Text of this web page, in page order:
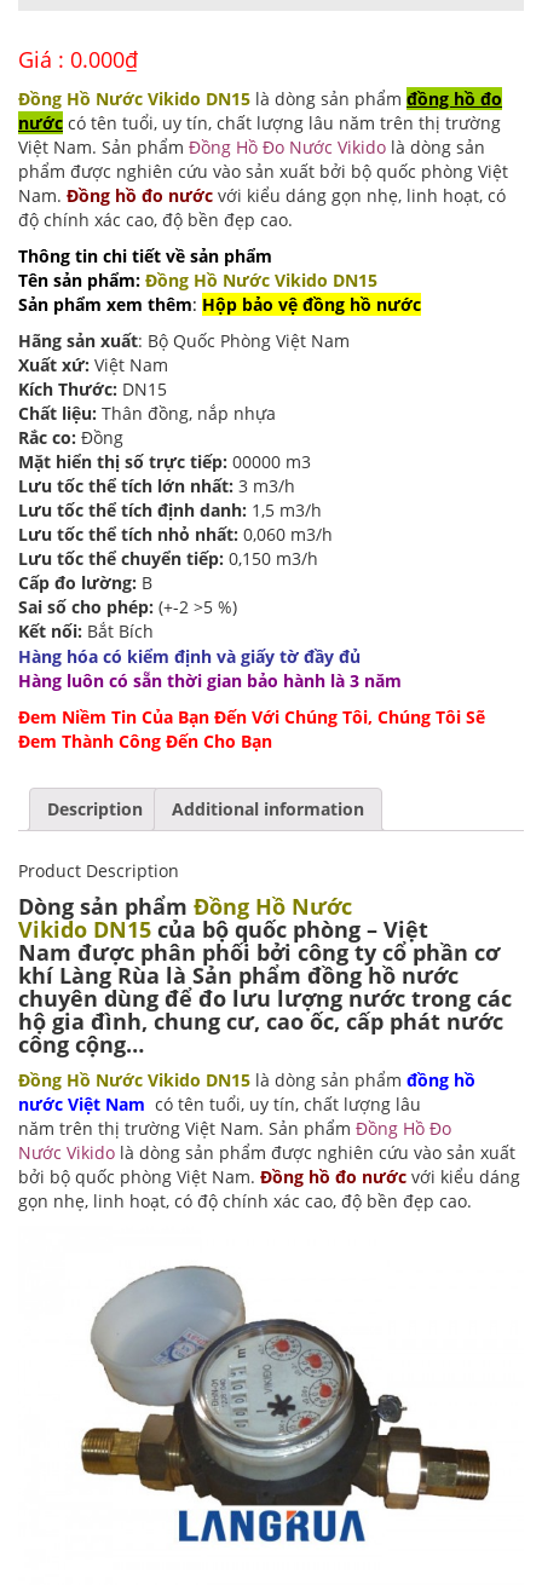
Giá : 0.000₫
Đồng Hồ Nước Vikido DN15 là dòng sản phẩm đồng hồ đo
nước có tên tuổi, uy tín, chất lượng lâu năm trên thị trường
Việt Nam. Sản phẩm Đồng Hồ Đo Nước Vikido là dòng sản
phẩm được nghiên cứu vào sản xuất bởi bộ quốc phòng Việt
Nam. Đồng hồ đo nước với kiểu dáng gọn nhẹ, linh hoạt, có
độ chính xác cao, độ bền đẹp cao.
Thông tin chi tiết về sản phẩm
Tên sản phẩm: Đồng Hồ Nước Vikido DN15
Sản phẩm xem thêm: Hộp bảo vệ đồng hồ nước
Hãng sản xuất: Bộ Quốc Phòng Việt Nam
Xuất xứ: Việt Nam
Kích Thước: DN15
Chất liệu: Thân đồng, nắp nhựa
Rắc co: Đồng
Mặt hiển thị số trực tiếp: 00000 m3
Lưu tốc thể tích lớn nhất: 3 m3/h
Lưu tốc thể tích định danh: 1,5 m3/h
Lưu tốc thể tích nhỏ nhất: 0,060 m3/h
Lưu tốc thể chuyển tiếp: 0,150 m3/h
Cấp đo lường: B
Sai số cho phép: (+-2 >5 %)
Kết nối: Bắt Bích
Hàng hóa có kiểm định và giấy tờ đầy đủ
Hàng luôn có sẵn thời gian bảo hành là 3 năm
Đem Niềm Tin Của Bạn Đến Với Chúng Tôi, Chúng Tôi Sẽ
Đem Thành Công Đến Cho Bạn
Description Additional information
Product Description
Dòng sản phẩm Đồng Hồ Nước
Vikido DN15 của bộ quốc phòng – Việt
Nam được phân phối bởi công ty cổ phần cơ
khí Làng Rùa là Sản phẩm đồng hồ nước
chuyên dùng để đo lưu lượng nước trong các
hộ gia đình, chung cư, cao ốc, cấp phát nước
công cộng…
Đồng Hồ Nước Vikido DN15 là dòng sản phẩm đồng hồ
nước Việt Nam có tên tuổi, uy tín, chất lượng lâu
năm trên thị trường Việt Nam. Sản phẩm Đồng Hồ Đo
Nước Vikido là dòng sản phẩm được nghiên cứu vào sản xuất
bởi bộ quốc phòng Việt Nam. Đồng hồ đo nước với kiểu dáng
gọn nhẹ, linh hoạt, có độ chính xác cao, độ bền đẹp cao.